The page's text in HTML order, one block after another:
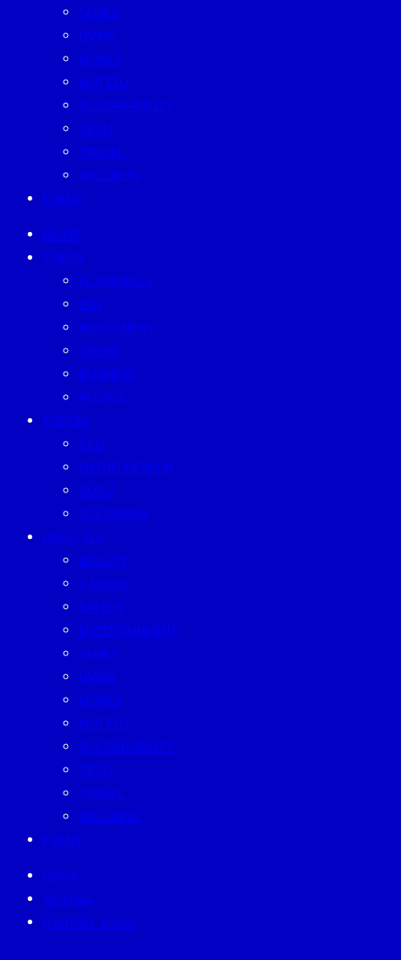
FAMILY
LIVING
MONEY
MUTELU
SUSTAINABILITY
TECH
TRAVEL
WELLNESS
EVENT
HOME
TODAY
ECONOMICS
ESG
INVESTMENT
TREND
BUSINESS
PEOPLE
FORUM
CEO
ENTREPRENEUR
GURU
SUSTAINISM
LIFESTYLE
BEAUTY
CAREER
EATERY
ENTERTAINMENT
FAMILY
LIVING
MONEY
MUTELU
SUSTAINABILITY
TECH
TRAVEL
WELLNESS
EVENT
Home
Archives
ป้ายกำกับ: #วปอ.